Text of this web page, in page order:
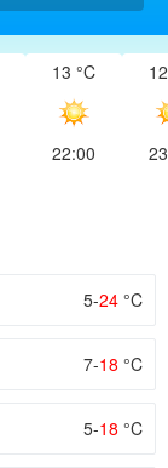
13 °C
22:00
5-24 °C
7-18 °C
5-18 °C